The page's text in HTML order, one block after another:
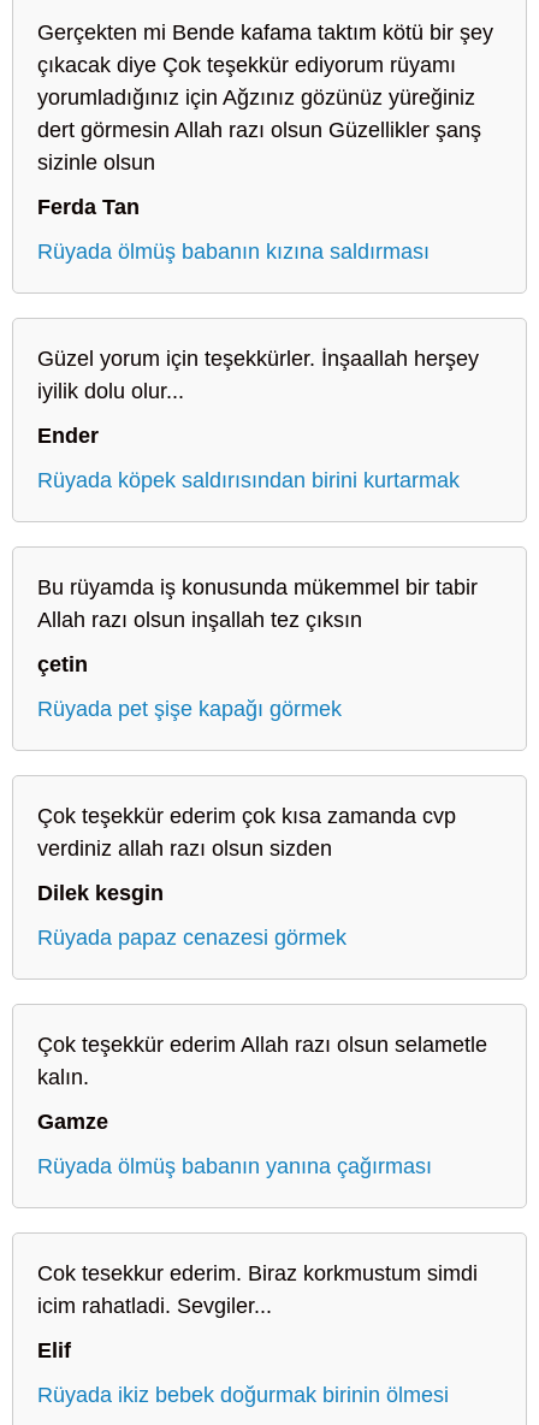
Gerçekten mi Bende kafama taktım kötü bir şey
çıkacak diye Çok teşekkür ediyorum rüyamı
yorumladığınız için Ağzınız gözünüz yüreğiniz
dert görmesin Allah razı olsun Güzellikler şanş
sizinle olsun
Ferda Tan
Rüyada ölmüş babanın kızına saldırması
Güzel yorum için teşekkürler. İnşaallah herşey
iyilik dolu olur...
Ender
Rüyada köpek saldırısından birini kurtarmak
Bu rüyamda iş konusunda mükemmel bir tabir
Allah razı olsun inşallah tez çıksın
çetin
Rüyada pet şişe kapağı görmek
Çok teşekkür ederim çok kısa zamanda cvp
verdiniz allah razı olsun sizden
Dilek kesgin
Rüyada papaz cenazesi görmek
Çok teşekkür ederim Allah razı olsun selametle
kalın.
Gamze
Rüyada ölmüş babanın yanına çağırması
Cok tesekkur ederim. Biraz korkmustum simdi
icim rahatladi. Sevgiler...
Elif
Rüyada ikiz bebek doğurmak birinin ölmesi